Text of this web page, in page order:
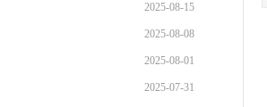
2025-08-15
2025-08-08
2025-08-01
2025-07-31